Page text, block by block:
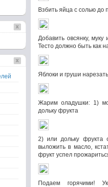
Взбить яйца с солью до
Добавить овсянку,
Тесто должно быть как
Яблоки и груши
Жарим оладушки: 1)
дольку фрукта
2) или дольку фрукта
выложить в масло,
фрукт успел
Подаем горячими!